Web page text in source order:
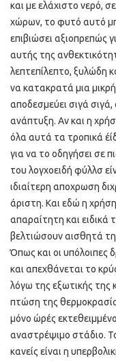
και με ελάχιστο νερό,
χώρων, το φυτό αυτό
επιβιώσει αξιοπρεπώς
αυτής της
λεπτεπίλεπτο, ξυλώδη
να κατακρατά μια
αποδεσμεύει σιγά
ανάπτυξη. Αν και η
όλα αυτά τα τροπικά
για να το οδηγήσει σε
του λογχοειδή φύλλσ
ιδιαίτερη αποχρωση
άριστη. Και εδώ η
απαραίτητη και ειδικά
βελτιώσουν αισθητά
Όπως και οι υπόλοιπες
και απεχθάνεται το
λόγω της εξωτικής της
πτώση της
μόνο ώρές
αναστρέψιμο στάδιο.
κανείς είναι η